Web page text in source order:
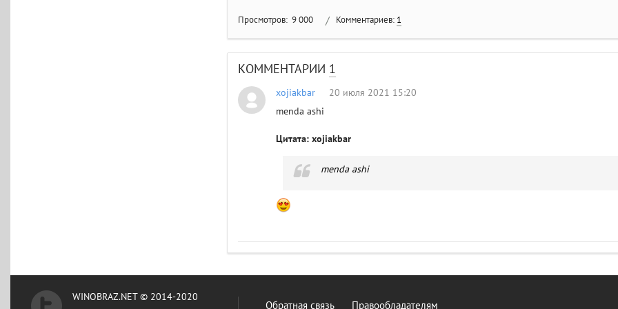
Просмотров: 9 000 / Комментариев: 1
КОММЕНТАРИИ 1
xojiakbar
20 июля 2021 15:20
menda ashi
Цитата: xojiakbar
menda ashi
WINOBRAZ.NET © 2014-2020
Обратная связь Правообладателям